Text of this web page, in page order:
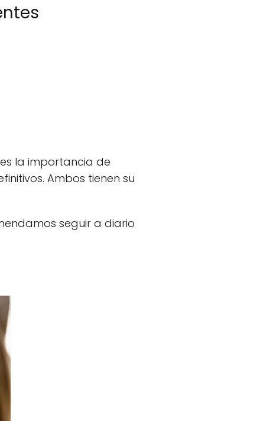
la importancia de
Ambos tienen su
seguir a diario